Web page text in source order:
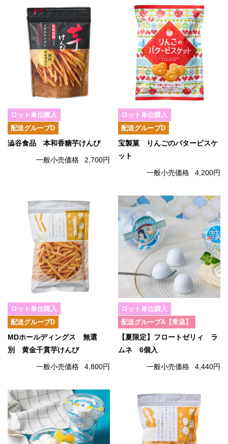
ロット単位購入
配送グループD
澁谷食品 本和香糖芋けんぴ
一般小売価格 2,700円
ロット単位購入
配送グループD
宝製菓 りんごのバタービスケ
ット
一般小売価格 4,200円
ロット単位購入
配送グループD
MDホールディングス 無選
別 黄金千貫芋けんぴ
一般小売価格 4,800円
ロット単位購入
配送グループA【常温】
【夏限定】フロートゼリィ ラ
ムネ 6個入
一般小売価格 4,440円